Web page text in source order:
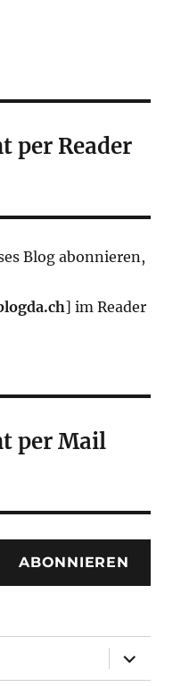
per Reader
Blog abonnieren,
] im Reader
per Mail
ABONNIEREN
öffnen